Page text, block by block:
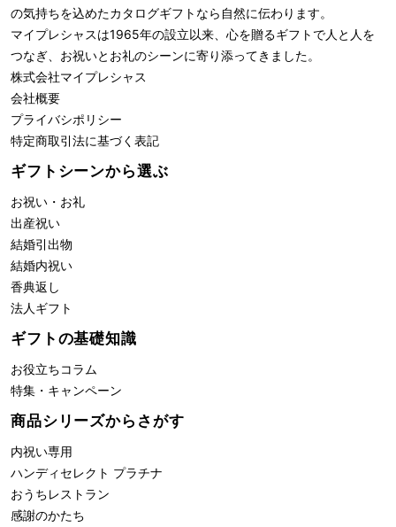
の気持ちを込めたカタログギフトなら自然に伝わります。
マイプレシャスは1965年の設立以来、心を贈るギフトで人と人を
つなぎ、お祝いとお礼のシーンに寄り添ってきました。
株式会社マイプレシャス
会社概要
プライバシポリシー
特定商取引法に基づく表記
ギフトシーンから選ぶ
お祝い・お礼
出産祝い
結婚引出物
結婚内祝い
香典返し
法人ギフト
ギフトの基礎知識
お役立ちコラム
特集・キャンペーン
商品シリーズからさがす
内祝い専用
ハンディセレクト プラチナ
おうちレストラン
感謝のかたち